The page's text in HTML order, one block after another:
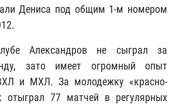
Дениса под общим 1-м номером
Александров не сыграл за
зато имеет огромный опыт
и МХЛ. За молодежку «красно-
отыграл 77 матчей в регулярных